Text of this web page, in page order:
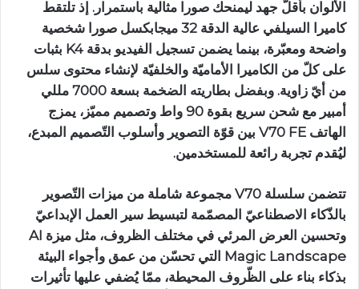
الألوان بأقلّ جهد ليمنحك صورا مثالية باستمرار. إذ تلتقط
كاميرا السيلفي عالية الدقة 32 ميجابكسل صورا شخصية
واضحة ومعبّرة، بينما يضمن تسجيل الفيديو بدقة K4 بثبات
على كلّ من الكاميرا الأماميّة والخلفيّة لإنشاء محتوى سلس
من أيّ زاوية. وبفضل بطاريته الضخمة بسعة 7000 مللي
أمبير مع شحن سريع بقوة 90 واط وتصميم مميّز، يمزج
الهاتف V70 FE بين قوّة التصوير وأسلوب التّصميم المبدع،
ليُقدم تجربة رائعة للمستخدمين.
تتضمن سلسلة V70 مجموعة شاملة من ميزات التّصوير
بالذّكاء الاصطناعيّ المصمّمة لتبسيط سير العمل الإبداعيّ
وتحسين العرض المرئي في مختلف الظروف، مثل ميزة AI
Magic Landscape التي تحسّن من عمق وأجواء البيئة
بذكاء بناء على الظّروف المحيطة، ممّا يُضفي عليها تأثيرات